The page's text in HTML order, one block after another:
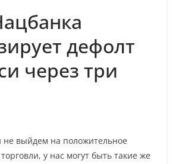
дефолт
через три
не выйдем на положительное
у нас могут быть такие же